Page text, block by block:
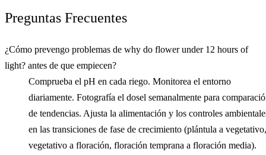
Preguntas Frecuentes
¿Cómo prevengo problemas de why do flower under 12 hours of
light? antes de que empiecen?
Comprueba el pH en cada riego. Monitorea el entorno
diariamente. Fotografía el dosel semanalmente para
de tendencias. Ajusta la alimentación y los controles
en las transiciones de fase de crecimiento (plántula a vegetativo,
vegetativo a floración, floración temprana a floración media).